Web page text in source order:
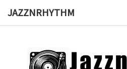
JAZZNRHYTHM